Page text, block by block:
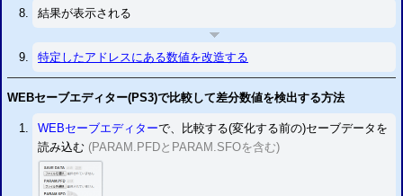
結果が表示される
特定したアドレスにある数値を改造する
WEBセーブエディター(PS3)で比較して差分数値を検出する方法
WEBセーブエディターで、比較する(変化する前の)セーブデータを
読み込む (PARAM.PFDとPARAM.SFOを含む)